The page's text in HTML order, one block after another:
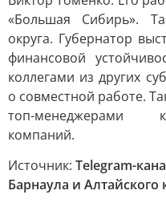
«Большая Сибирь».
округа. Губернатор
финансовой
коллегами из других
о совместной работе.
топ-менеджерами
компаний.
Источник: Telegram-
Барнаула и Алтайского